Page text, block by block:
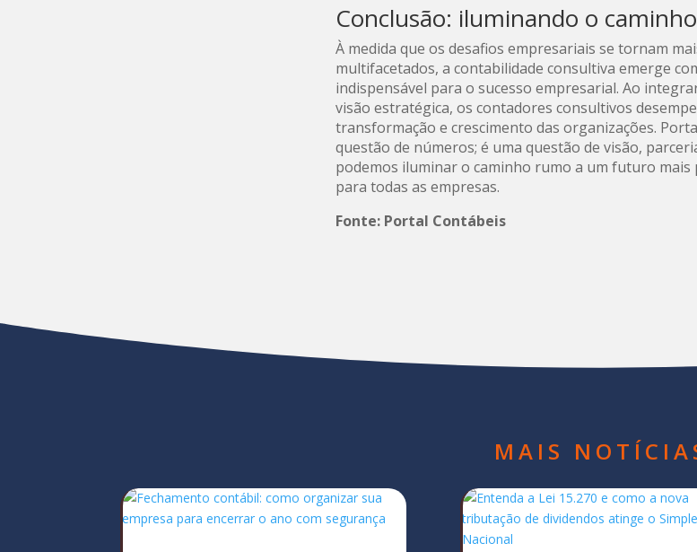
Conclusão: iluminando o
À medida que os desafios empresariais se tornam
multifacetados, a contabilidade consultiva emerge
indispensável para o sucesso empresarial. Ao
visão estratégica, os contadores consultivos
transformação e crescimento das organizações.
questão de números; é uma questão de visão,
podemos iluminar o caminho rumo a um futuro
para todas as empresas.
Fonte: Portal Contábeis
MAIS